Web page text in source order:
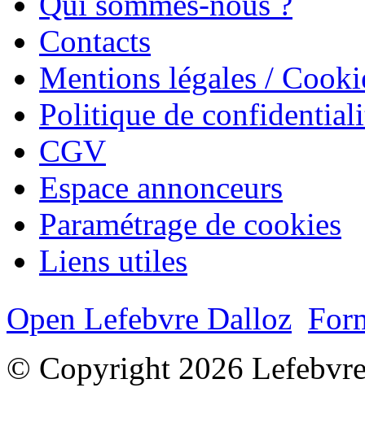
Contacts
Mentions légales /
Politique de
CGV
Espace annonceurs
Paramétrage de cookies
Liens utiles
Open Lefebvre Dalloz
© Copyright 2026